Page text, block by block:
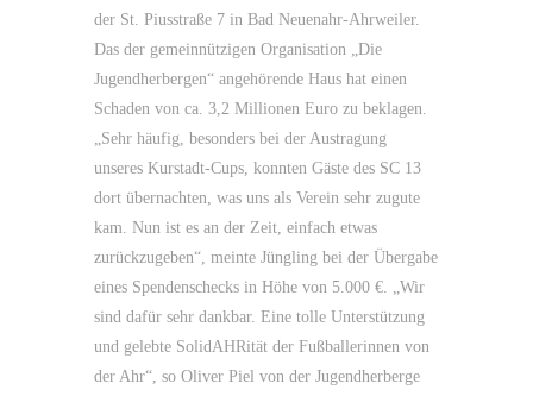
der St. Piusstraße 7 in Bad Neuenahr-Ahrweiler.
Das der gemeinnützigen Organisation „Die
Jugendherbergen“ angehörende Haus hat einen
Schaden von ca. 3,2 Millionen Euro zu beklagen.
„Sehr häufig, besonders bei der Austragung
unseres Kurstadt-Cups, konnten Gäste des SC 13
dort übernachten, was uns als Verein sehr zugute
kam. Nun ist es an der Zeit, einfach etwas
zurückzugeben“, meinte Jüngling bei der Übergabe
eines Spendenschecks in Höhe von 5.000 €. „Wir
sind dafür sehr dankbar. Eine tolle Unterstützung
und gelebte SolidAHRität der Fußballerinnen von
der Ahr“, so Oliver Piel von der Jugendherberge